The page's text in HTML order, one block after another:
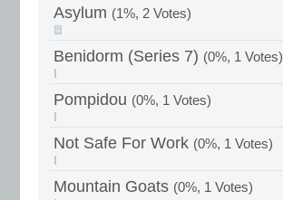
Asylum (1%, 2 Votes)
Benidorm (Series 7) (0%, 1 Votes)
Pompidou (0%, 1 Votes)
Not Safe For Work (0%, 1 Votes)
Mountain Goats (0%, 1 Votes)